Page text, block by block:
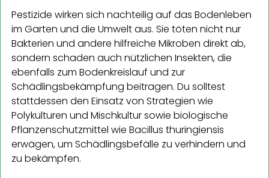
Pestizide wirken sich nachteilig auf das Bodenleben
im Garten und die Umwelt aus. Sie töten nicht nur
Bakterien und andere hilfreiche Mikroben direkt ab,
sondern schaden auch nützlichen Insekten, die
ebenfalls zum Bodenkreislauf und zur
Schädlingsbekämpfung beitragen. Du solltest
stattdessen den Einsatz von Strategien wie
Polykulturen und Mischkultur sowie biologische
Pflanzenschutzmittel wie Bacillus thuringiensis
erwägen, um Schädlingsbefälle zu verhindern und
zu bekämpfen.